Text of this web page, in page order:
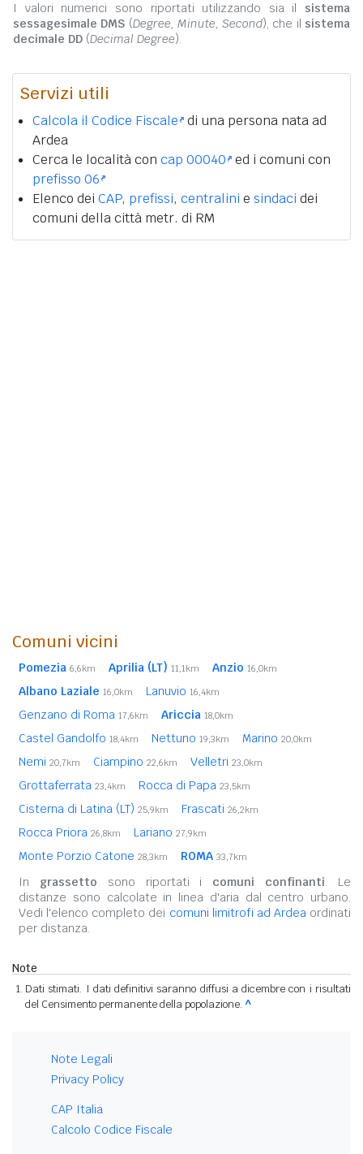
I valori numerici sono riportati utilizzando sia il sistema
sessagesimale DMS (Degree, Minute, Second), che il sistema
decimale DD (Decimal Degree).
Servizi utili
Calcola il Codice Fiscale di una persona nata ad
Ardea
Cerca le località con cap 00040 ed i comuni con
prefisso 06
Elenco dei CAP, prefissi, centralini e sindaci dei
comuni della città metr. di RM
Comuni vicini
Pomezia 6,6km Aprilia (LT) 11,1km Anzio 16,0km
Albano Laziale 16,0km Lanuvio 16,4km
Genzano di Roma 17,6km Ariccia 18,0km
Castel Gandolfo 18,4km Nettuno 19,3km Marino 20,0km
Nemi 20,7km Ciampino 22,6km Velletri 23,0km
Grottaferrata 23,4km Rocca di Papa 23,5km
Cisterna di Latina (LT) 25,9km Frascati 26,2km
Rocca Priora 26,8km Lariano 27,9km
Monte Porzio Catone 28,3km ROMA 33,7km
In grassetto sono riportati i comuni confinanti. Le
distanze sono calcolate in linea d'aria dal centro urbano.
Vedi l'elenco completo dei comuni limitrofi ad Ardeaordinati
per distanza.
Note
Dati stimati. I dati definitivi saranno diffusi a dicembre con i risultati
del Censimento permanente della popolazione. ^
Note Legali
Privacy Policy
CAP Italia
Calcolo Codice Fiscale